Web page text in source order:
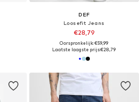
DEF
Loosefit Jeans
€28,79
Oorspronkelijk: €59,99
Laatste laagste prijs:€28,79